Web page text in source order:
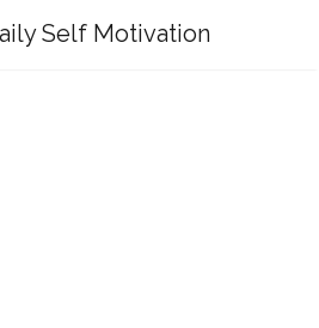
Self Motivation